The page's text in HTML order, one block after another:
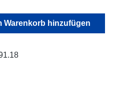
den gewünschten
Warenkorb hinzufügen